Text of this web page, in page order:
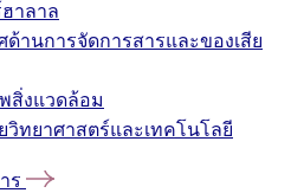
าลาล
ด้านการจัดการสารและของเสีย
สิ่งแวดล้อม
วิทยาศาสตร์และเทคโนโลยี
ร